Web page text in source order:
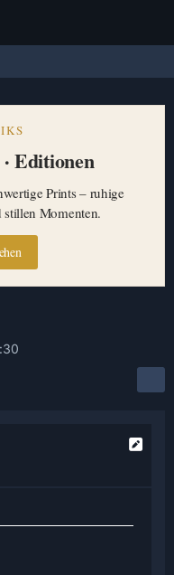
Editionen
Prints – ruhige
stillen Momenten.